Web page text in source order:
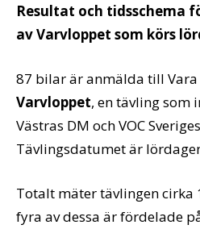
Resultat och tidsschema
av Varvloppet som körs
87 bilar är anmälda till Vara
Varvloppet, en tävling som
Västras DM och VOC
Tävlingsdatumet är
Totalt mäter tävlingen
fyra av dessa är fördelade